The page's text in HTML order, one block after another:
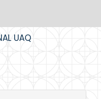
UAQ